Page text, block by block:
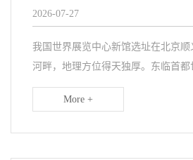
2026-07-27
我国世界展览中心新馆选址在北京
河畔，地理方位得天独厚。东临首都
More +